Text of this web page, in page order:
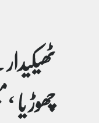
چھوڑ یا